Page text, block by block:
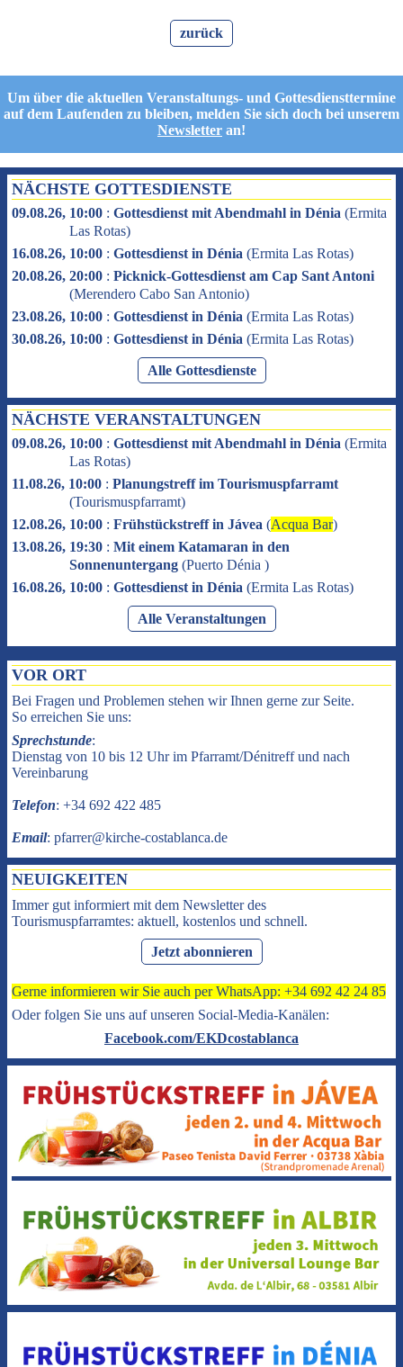
zurück
Um über die aktuellen Veranstaltungs- und Gottesdiensttermine
auf dem Laufenden zu bleiben, melden Sie sich doch bei unserem
Newsletter an!
NÄCHSTE GOTTESDIENSTE
09.08.26, 10:00 : Gottesdienst mit Abendmahl in Dénia (Ermita
Las Rotas)
16.08.26, 10:00 : Gottesdienst in Dénia (Ermita Las Rotas)
20.08.26, 20:00 : Picknick-Gottesdienst am Cap Sant Antoni
(Merendero Cabo San Antonio)
23.08.26, 10:00 : Gottesdienst in Dénia (Ermita Las Rotas)
30.08.26, 10:00 : Gottesdienst in Dénia (Ermita Las Rotas)
Alle Gottesdienste
NÄCHSTE VERANSTALTUNGEN
09.08.26, 10:00 : Gottesdienst mit Abendmahl in Dénia (Ermita
Las Rotas)
11.08.26, 10:00 : Planungstreff im Tourismuspfarramt
(Tourismuspfarramt)
12.08.26, 10:00 : Frühstückstreff in Jávea (Acqua Bar)
13.08.26, 19:30 : Mit einem Katamaran in den
Sonnenuntergang (Puerto Dénia )
16.08.26, 10:00 : Gottesdienst in Dénia (Ermita Las Rotas)
Alle Veranstaltungen
VOR ORT
Bei Fragen und Problemen stehen wir Ihnen gerne zur Seite.
So erreichen Sie uns:
Sprechstunde:
Dienstag von 10 bis 12 Uhr im Pfarramt/Dénitreff und nach
Vereinbarung
Telefon: +34 692 422 485
Email: pfarrer@kirche-costablanca.de
NEUIGKEITEN
Immer gut informiert mit dem Newsletter des
Tourismuspfarramtes: aktuell, kostenlos und schnell.
Jetzt abonnieren
Gerne informieren wir Sie auch per WhatsApp: +34 692 42 24 85
Oder folgen Sie uns auf unseren Social-Media-Kanälen:
Facebook.com/EKDcostablanca